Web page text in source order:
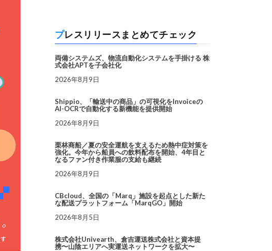
プレスリリースまとめてチェック
両備システムズ、物流自動化システムを手掛ける 株
式会社APTを子会社化
2026年8月9日
Shippio、「輸送中の商品」の可視化をInvoiceの
AI-OCRで自動化する新機能を提供開始
2026年8月9日
栗林商船／夏の安全運航を支えるため熱中症対策を
強化。今年から船員への飲料配布を開始、4年目と
なるファン付き作業服の支給も継続
2026年8月9日
CBcloud、全国の「Marq」施設を起点とした新た
な配送プラットフォーム「MarqGO」開始
2026年8月5日
株式会社Univearth、倉吉運送株式会社と資本提
携〜山陰エリアへ実運送ネットワークを拡大〜